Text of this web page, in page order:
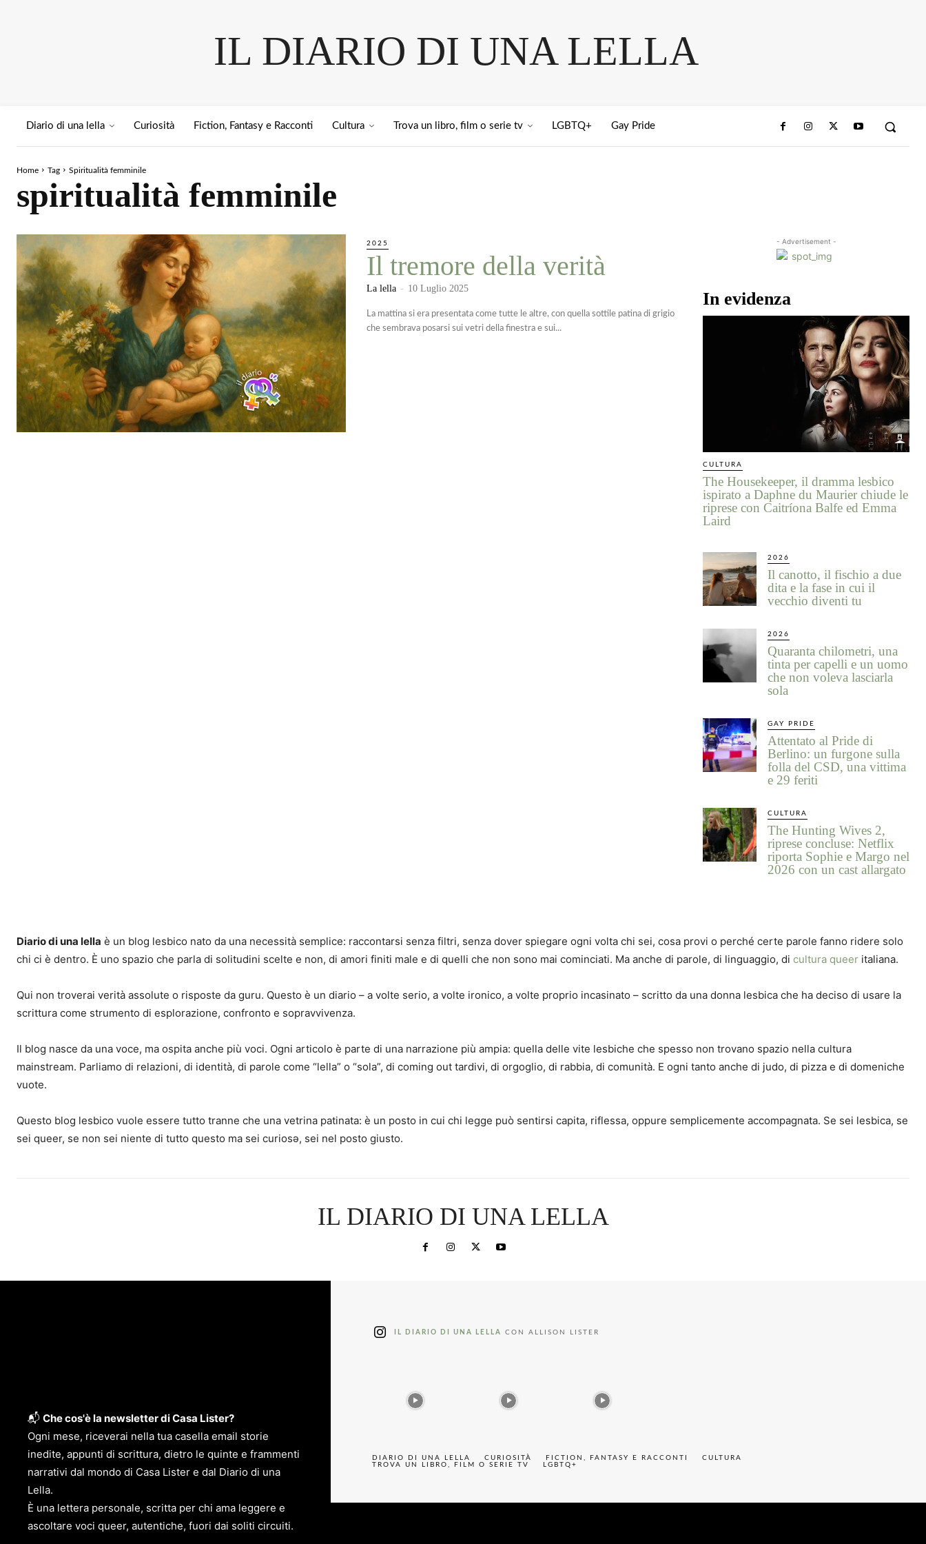
IL DIARIO DI UNA LELLA
Diario di una lella Curiosità Fiction, Fantasy e Racconti Cultura Trova un libro, film o serie tv LGBTQ+ Gay Pride
Home Tag Spiritualità femminile
spiritualità femminile
2025
Il tremore della verità
La lella - 10 Luglio 2025
La mattina si era presentata come tutte le altre, con quella sottile patina di grigio
che sembrava posarsi sui vetri della finestra e sui...
- Advertisement -
In evidenza
CULTURA
The Housekeeper, il dramma lesbico
ispirato a Daphne du Maurier chiude le
riprese con Caitríona Balfe ed Emma
Laird
2026
Il canotto, il fischio a due
dita e la fase in cui il
vecchio diventi tu
2026
Quaranta chilometri, una
tinta per capelli e un uomo
che non voleva lasciarla
sola
GAY PRIDE
Attentato al Pride di
Berlino: un furgone sulla
folla del CSD, una vittima
e 29 feriti
CULTURA
The Hunting Wives 2,
riprese concluse: Netflix
riporta Sophie e Margo nel
2026 con un cast allargato
Diario di una lella è un blog lesbico nato da una necessità semplice: raccontarsi senza filtri, senza dover spiegare ogni volta chi sei, cosa provi o perché certe parole fanno ridere solo
chi ci è dentro. È uno spazio che parla di solitudini scelte e non, di amori finiti male e di quelli che non sono mai cominciati. Ma anche di parole, di linguaggio, di cultura queer italiana.
Qui non troverai verità assolute o risposte da guru. Questo è un diario – a volte serio, a volte ironico, a volte proprio incasinato – scritto da una donna lesbica che ha deciso di usare la
scrittura come strumento di esplorazione, confronto e sopravvivenza.
Il blog nasce da una voce, ma ospita anche più voci. Ogni articolo è parte di una narrazione più ampia: quella delle vite lesbiche che spesso non trovano spazio nella cultura
mainstream. Parliamo di relazioni, di identità, di parole come “lella” o “sola”, di coming out tardivi, di orgoglio, di rabbia, di comunità. E ogni tanto anche di judo, di pizza e di domeniche
vuote.
Questo blog lesbico vuole essere tutto tranne che una vetrina patinata: è un posto in cui chi legge può sentirsi capita, riflessa, oppure semplicemente accompagnata. Se sei lesbica, se
sei queer, se non sei niente di tutto questo ma sei curiosə, sei nel posto giusto.
IL DIARIO DI UNA LELLA
📬 Che cos'è la newsletter di Casa Lister?
Ogni mese, riceverai nella tua casella email storie
inedite, appunti di scrittura, dietro le quinte e frammenti
narrativi dal mondo di Casa Lister e dal Diario di una
Lella.
È una lettera personale, scritta per chi ama leggere e
ascoltare voci queer, autentiche, fuori dai soliti circuiti.
IL DIARIO DI UNA LELLA CON ALLISON LISTER
DIARIO DI UNA LELLA CURIOSITÀ FICTION, FANTASY E RACCONTI
CULTURA
TROVA UN LIBRO, FILM O SERIE TV
LGBTQ+